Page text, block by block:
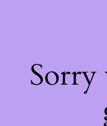
Sorry